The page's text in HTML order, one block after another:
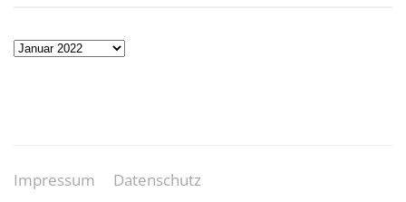
Beitragsarchiv
Impressum Datenschutz